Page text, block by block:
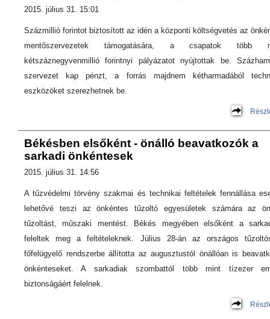
2015. július 31. 15:01
Százmillió forintot biztosított az idén a központi költségvetés az
mentőszervezetek támogatására, a csapatok több
kétszáznegyvenmillió forintnyi pályázatot nyújtottak be.
szervezet kap pénzt, a forrás majdnem kétharmadából
eszközöket szerezhetnek be.
Békésben elsőként - önálló beavatkozók a
sarkadi önkéntesek
2015. július 31. 14:56
A tűzvédelmi törvény szakmai és technikai feltételek fennállása
lehetővé teszi az önkéntes tűzoltó egyesületek számára az
tűzoltást, műszaki mentést. Békés megyében elsőként a
feleltek meg a feltételeknek. Július 28-án az országos
főfelügyelő rendszerbe állította az augusztustól önállóan is
önkénteseket. A sarkadiak szombattól több mint tízezer
biztonságáért felelnek.